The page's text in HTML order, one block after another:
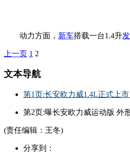
动力方面， 新车搭载一台1.4升
上一页 1 2
文本导航
第1页:长安欧力威1.4L正式上市
第2页:曝长安欧力威运动版 外
(责任编辑：王冬)
分享到：